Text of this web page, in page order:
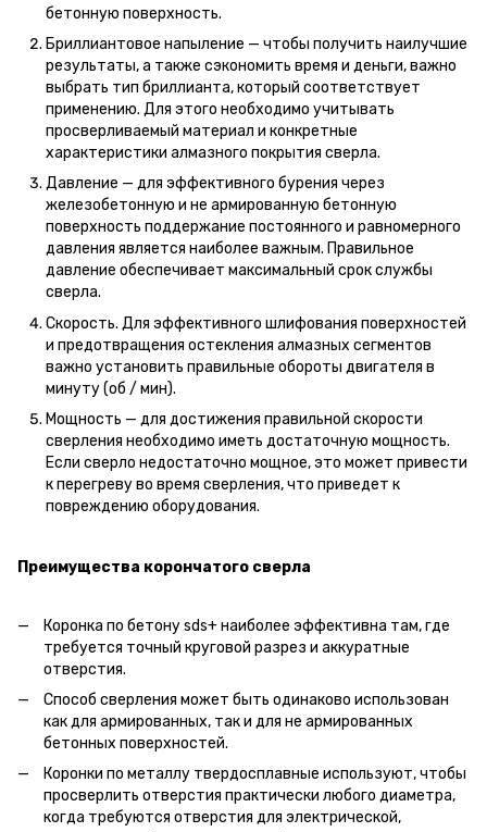
бетонную поверхность.
Бриллиантовое напыление — чтобы получить наилучшие
результаты, а также сэкономить время и деньги, важно
выбрать тип бриллианта, который соответствует
применению. Для этого необходимо учитывать
просверливаемый материал и конкретные
характеристики алмазного покрытия сверла.
Давление — для эффективного бурения через
железобетонную и не армированную бетонную
поверхность поддержание постоянного и равномерного
давления является наиболее важным. Правильное
давление обеспечивает максимальный срок службы
сверла.
Скорость. Для эффективного шлифования поверхностей
и предотвращения остекления алмазных сегментов
важно установить правильные обороты двигателя в
минуту (об / мин).
Мощность — для достижения правильной скорости
сверления необходимо иметь достаточную мощность.
Если сверло недостаточно мощное, это может привести
к перегреву во время сверления, что приведет к
повреждению оборудования.
Преимущества корончатого сверла
Коронка по бетону sds+ наиболее эффективна там, где
требуется точный круговой разрез и аккуратные
отверстия.
Способ сверления может быть одинаково использован
как для армированных, так и для не армированных
бетонных поверхностей.
Коронки по металлу твердосплавные используют, чтобы
просверлить отверстия практически любого диаметра,
когда требуются отверстия для электрической,